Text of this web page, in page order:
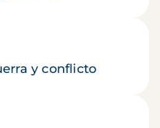
y conflicto